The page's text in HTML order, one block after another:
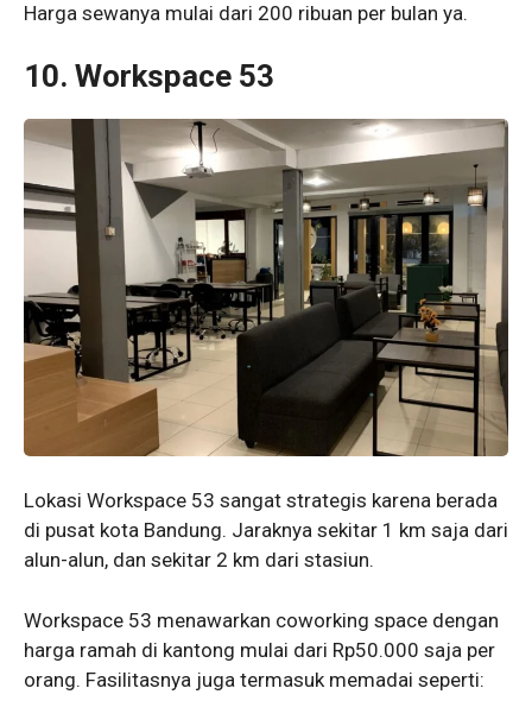
Harga sewanya mulai dari 200 ribuan per bulan ya.
10. Workspace 53
Lokasi Workspace 53 sangat strategis karena berada
di pusat kota Bandung. Jaraknya sekitar 1 km saja dari
alun-alun, dan sekitar 2 km dari stasiun.
Workspace 53 menawarkan coworking space dengan
harga ramah di kantong mulai dari Rp50.000 saja per
orang. Fasilitasnya juga termasuk memadai seperti: